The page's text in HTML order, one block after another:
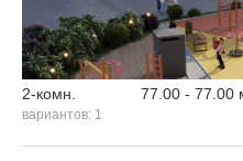
2-комн.
вариантов: 1
77.00 - 77.00